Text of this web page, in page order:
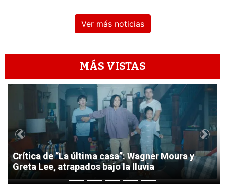
Ver más noticias
MÁS VISTAS
1
Crítica de “La última casa”: Wagner Moura y
Greta Lee, atrapados bajo la lluvia
Previous Next